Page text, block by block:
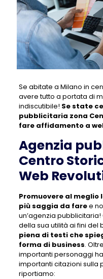
Se abitate a Milano in
avere tutto a portata di
indiscutibile! Se state
pubblicitaria zona
fare affidamento a
Agenzia
Centro
Web
Promuovere al
più saggia da faree
un’agenzia
della sua utilità ai fini del
piena di testi che
forma di business.
importanti personaggi
importanti citazioni sulla
riportiamo: